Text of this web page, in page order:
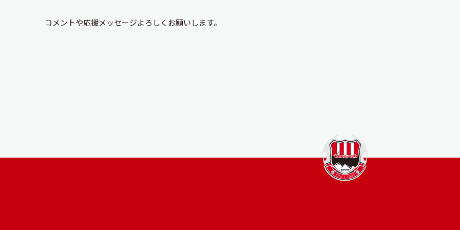
コメントや応援メッセージよろしくお願いします。